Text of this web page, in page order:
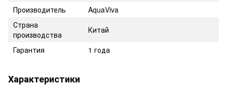
Производитель
AquaViva
Страна
производства
Китай
Гарантия
1 года
Характеристики